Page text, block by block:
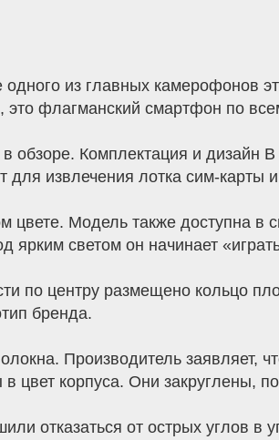
из главных камерофонов
флагманский смартфон по
обзоре. Комплектация и дизайн
для извлечения лотка сим-карты
Модель также доступна в
ярким светом он начинает
по центру размещено кольцо
бренда.
Производитель заявляет,
цвет корпуса. Они закруглены,
отказаться от острых углов в